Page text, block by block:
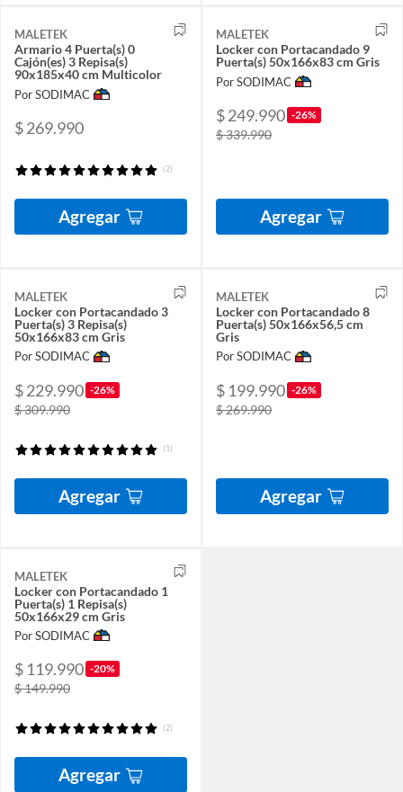
MALETEK
Armario 4 Puerta(s) 0
Cajón(es) 3 Repisa(s)
90x185x40 cm Multicolor
Por SODIMAC
$ 269.990
(2)
Agregar
MALETEK
Locker con Portacandado 9
Puerta(s) 50x166x83 cm Gris
Por SODIMAC
$ 249.990 -26%
$ 339.990
Agregar
MALETEK
Locker con Portacandado 3
Puerta(s) 3 Repisa(s)
50x166x83 cm Gris
Por SODIMAC
$ 229.990 -26%
$ 309.990
(1)
Agregar
MALETEK
Locker con Portacandado 8
Puerta(s) 50x166x56,5 cm
Gris
Por SODIMAC
$ 199.990 -26%
$ 269.990
Agregar
MALETEK
Locker con Portacandado 1
Puerta(s) 1 Repisa(s)
50x166x29 cm Gris
Por SODIMAC
$ 119.990 -20%
$ 149.990
(2)
Agregar